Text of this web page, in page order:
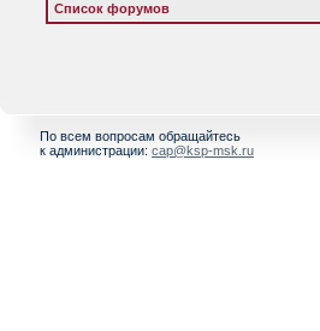
Список форумов
По всем вопросам обращайтесь
к администрации: cap@ksp-msk.ru